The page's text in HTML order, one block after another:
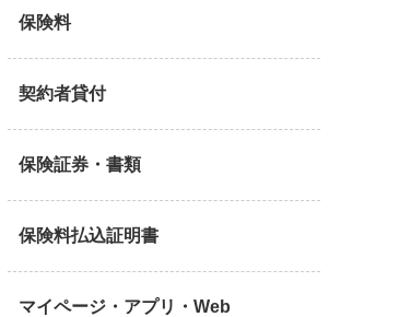
保険料
契約者貸付
保険証券・書類
保険料払込証明書
マイページ・アプリ・Web